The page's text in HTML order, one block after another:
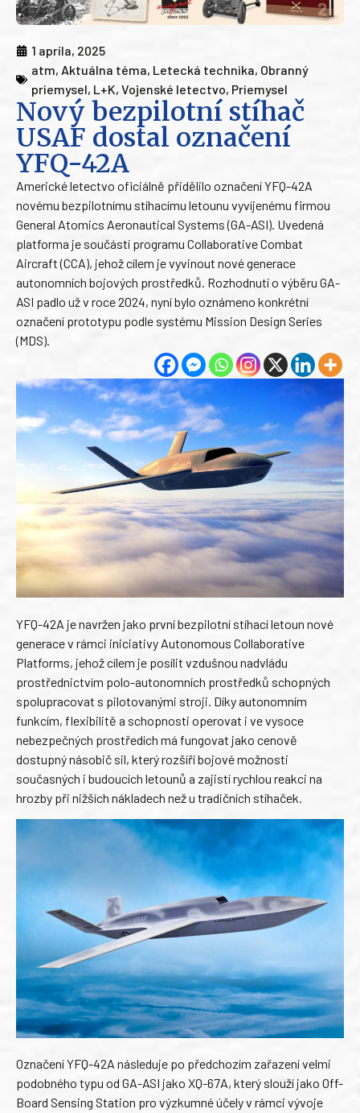
1 apríla, 2025
atm, Aktuálna téma, Letecká technika, Obranný
priemysel, L+K, Vojenské letectvo, Priemysel
Nový bezpilotní stíhač
USAF dostal označení
YFQ-42A
Americké letectvo oficiálně přidělilo označení YFQ-42A
novému bezpilotnímu stíhacímu letounu vyvíjenému firmou
General Atomics Aeronautical Systems (GA-ASI). Uvedená
platforma je součástí programu Collaborative Combat
Aircraft (CCA), jehož cílem je vyvinout nové generace
autonomních bojových prostředků. Rozhodnutí o výběru GA-
ASI padlo už v roce 2024, nyní bylo oznámeno konkrétní
označení prototypu podle systému Mission Design Series
(MDS).
YFQ-42A je navržen jako první bezpilotní stíhací letoun nové
generace v rámci iniciativy Autonomous Collaborative
Platforms, jehož cílem je posílit vzdušnou nadvládu
prostřednictvím polo-autonomních prostředků schopných
spolupracovat s pilotovanými stroji. Díky autonomním
funkcím, flexibilitě a schopnosti operovat i ve vysoce
nebezpečných prostředích má fungovat jako cenově
dostupný násobič sil, který rozšíří bojové možnosti
současných i budoucích letounů a zajistí rychlou reakci na
hrozby při nižších nákladech než u tradičních stíhaček.
Označení YFQ-42A následuje po předchozím zařazení velmi
podobného typu od GA-ASI jako XQ-67A, který slouží jako Off-
Board Sensing Station pro výzkumné účely v rámci vývoje